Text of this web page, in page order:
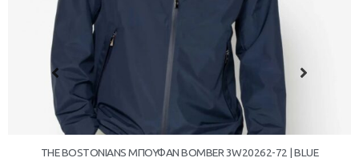
THE BOSTONIANS ΜΠΟΥΦΑΝ BOMBER 3W20262-72 | BLUE